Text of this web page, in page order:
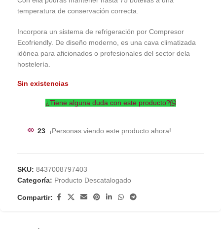
temperatura de conservación correcta.
Incorpora un sistema de refrigeración por Compresor
Ecofriendly. De diseño moderno, es una cava climatizada
idónea para aficionados o profesionales del sector dela
hostelería.
Sin existencias
¿Tiene alguna duda con este producto?
23 ¡Personas viendo este producto ahora!
SKU: 8437008797403
Categoría: Producto Descatalogado
Compartir: